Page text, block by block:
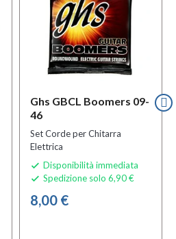
Ghs GBCL Boomers 09-
46
Set Corde per Chitarra
Elettrica
 Disponibilità immediata
 Spedizione solo 6,90 €
8,00 €